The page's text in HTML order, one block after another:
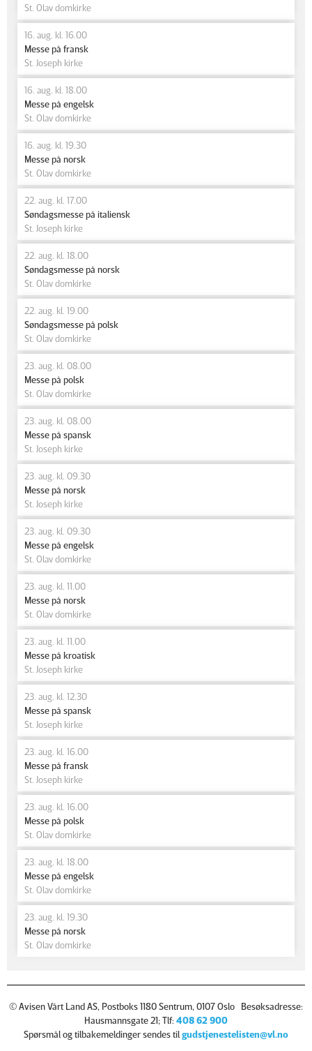
St. Olav domkirke
16. aug. kl. 16.00
Messe på fransk
St. Joseph kirke
16. aug. kl. 18.00
Messe på engelsk
St. Olav domkirke
16. aug. kl. 19.30
Messe på norsk
St. Olav domkirke
22. aug. kl. 17.00
Søndagsmesse på italiensk
St. Joseph kirke
22. aug. kl. 18.00
Søndagsmesse på norsk
St. Olav domkirke
22. aug. kl. 19.00
Søndagsmesse på polsk
St. Olav domkirke
23. aug. kl. 08.00
Messe på polsk
St. Olav domkirke
23. aug. kl. 08.00
Messe på spansk
St. Joseph kirke
23. aug. kl. 09.30
Messe på norsk
St. Joseph kirke
23. aug. kl. 09.30
Messe på engelsk
St. Olav domkirke
23. aug. kl. 11.00
Messe på norsk
St. Olav domkirke
23. aug. kl. 11.00
Messe på kroatisk
St. Joseph kirke
23. aug. kl. 12.30
Messe på spansk
St. Joseph kirke
23. aug. kl. 16.00
Messe på fransk
St. Joseph kirke
23. aug. kl. 16.00
Messe på polsk
St. Olav domkirke
23. aug. kl. 18.00
Messe på engelsk
St. Olav domkirke
23. aug. kl. 19.30
Messe på norsk
St. Olav domkirke
© Avisen Vårt Land AS, Postboks 1180 Sentrum, 0107 Oslo Besøksadresse:
Hausmannsgate 21; Tlf: 408 62 900
Spørsmål og tilbakemeldinger sendes tilgudstjenestelisten@vl.no